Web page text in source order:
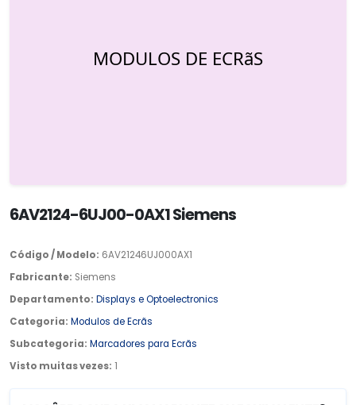
6AV2124-6UJ00-0AX1 Siemens
Código / Modelo: 6AV21246UJ000AX1
Fabricante: Siemens
Departamento: Displays e Optoelectronics
Categoria: Modulos de Ecrãs
Subcategoria: Marcadores para Ecrãs
Visto muitas vezes: 1